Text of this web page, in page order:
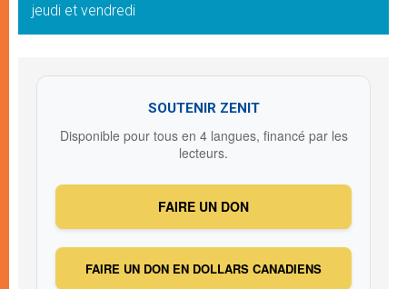
jeudi et vendredi
SOUTENIR ZENIT
Disponible pour tous en 4 langues, financé par les
lecteurs.
FAIRE UN DON
FAIRE UN DON EN DOLLARS CANADIENS